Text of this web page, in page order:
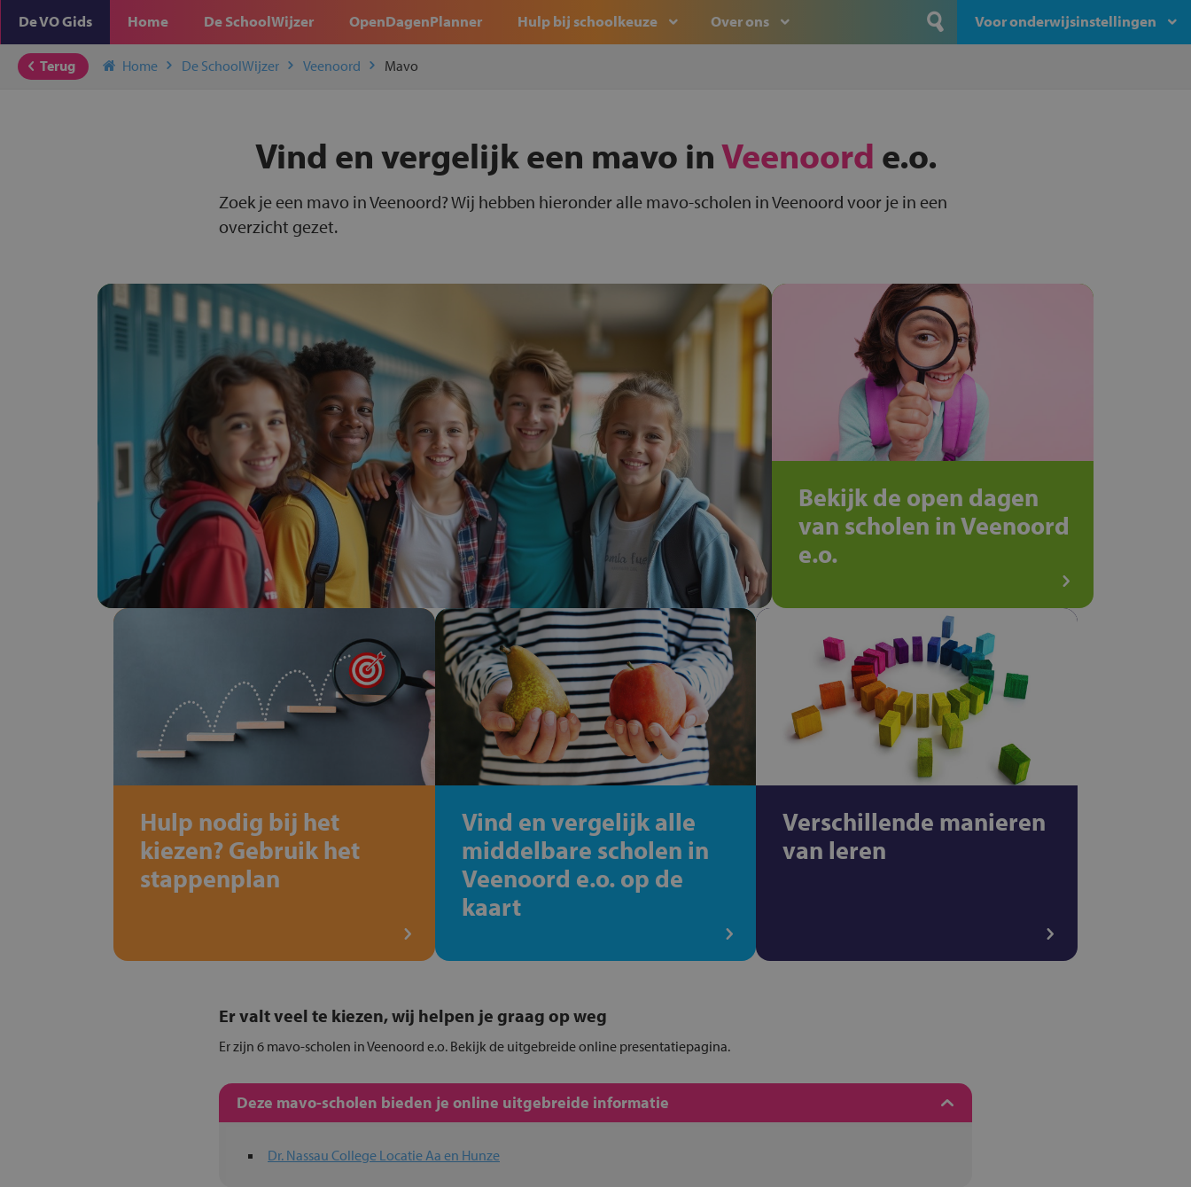
De VO Gids Home De SchoolWijzer OpenDagenPlanner Hulp bij schoolkeuze Over ons Voor onderwijsinstellingen
Terug Home De SchoolWijzer Veenoord Mavo
Vind en vergelijk een mavo inVeenoord e.o.
Zoek je een mavo in Veenoord? Wij hebben hieronder alle mavo-scholen in Veenoord voor je in een
overzicht gezet.
Bekijk de open dagen
van scholen in Veenoord
e.o.
Hulp nodig bij het
kiezen? Gebruik het
stappenplan
Vind en vergelijk alle
middelbare scholen in
Veenoord e.o. op de
kaart
Verschillende manieren
van leren
Er valt veel te kiezen, wij helpen je graag op weg
Er zijn 6 mavo-scholen in Veenoord e.o. Bekijk de uitgebreide online presentatiepagina.
Deze mavo-scholen bieden je online uitgebreide informatie
Dr. Nassau College Locatie Aa en Hunze